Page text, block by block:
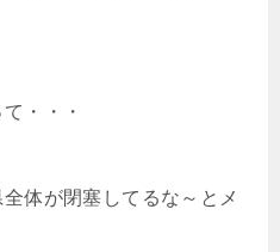
・・・
体が閉塞してるな～とメ